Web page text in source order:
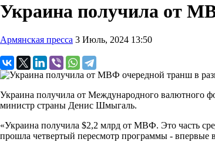
Украина получила от
Армянская пресса 3 Июль, 2024 13:50
Украина получила от Международного валютного
министр страны Денис Шмыгаль.
«Украина получила $2,2 млрд от МВФ. Это часть
прошла четвертый пересмотр программы -